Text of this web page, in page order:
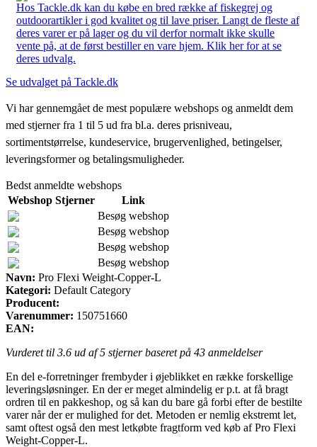
Hos Tackle.dk kan du købe en bred række af fiskegrej og
outdoorartikler i god kvalitet og til lave priser. Langt de fleste af
deres varer er på lager og du vil derfor normalt ikke skulle
vente på, at de først bestiller en vare hjem. Klik her for at se
deres udvalg.
Se udvalget på Tackle.dk
Vi har gennemgået de mest populære webshops og anmeldt dem
med stjerner fra 1 til 5 ud fra bl.a. deres prisniveau,
sortimentstørrelse, kundeservice, brugervenlighed, betingelser,
leveringsformer og betalingsmuligheder.
Bedst anmeldte webshops
Webshop Stjerner
Link
Besøg webshop
Besøg webshop
Besøg webshop
Besøg webshop
Navn: Pro Flexi Weight-Copper-L
Kategori: Default Category
Producent:
Varenummer: 150751660
EAN:
Vurderet til 3.6 ud af 5 stjerner baseret på 43 anmeldelser
En del e-forretninger frembyder i øjeblikket en række forskellige
leveringsløsninger. En der er meget almindelig er p.t. at få bragt
ordren til en pakkeshop, og så kan du bare gå forbi efter de bestilte
varer når der er mulighed for det. Metoden er nemlig ekstremt let,
samt oftest også den mest letkøbte fragtform ved køb af Pro Flexi
Weight-Copper-L.